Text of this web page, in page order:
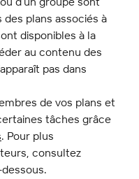
plans associés à
disponibles à la
au contenu des
pas dans
de vos plans et
tâches grâce
. Pour plus
consultez